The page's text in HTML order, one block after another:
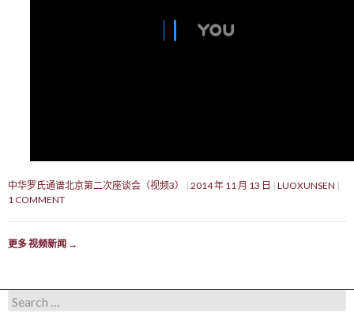
中华罗氏通谱北京第二次座谈会（视频3） 2014 年 11 月 13 日
LUOXUNSEN
1 COMMENT
更多 视频新闻 →
Search for: